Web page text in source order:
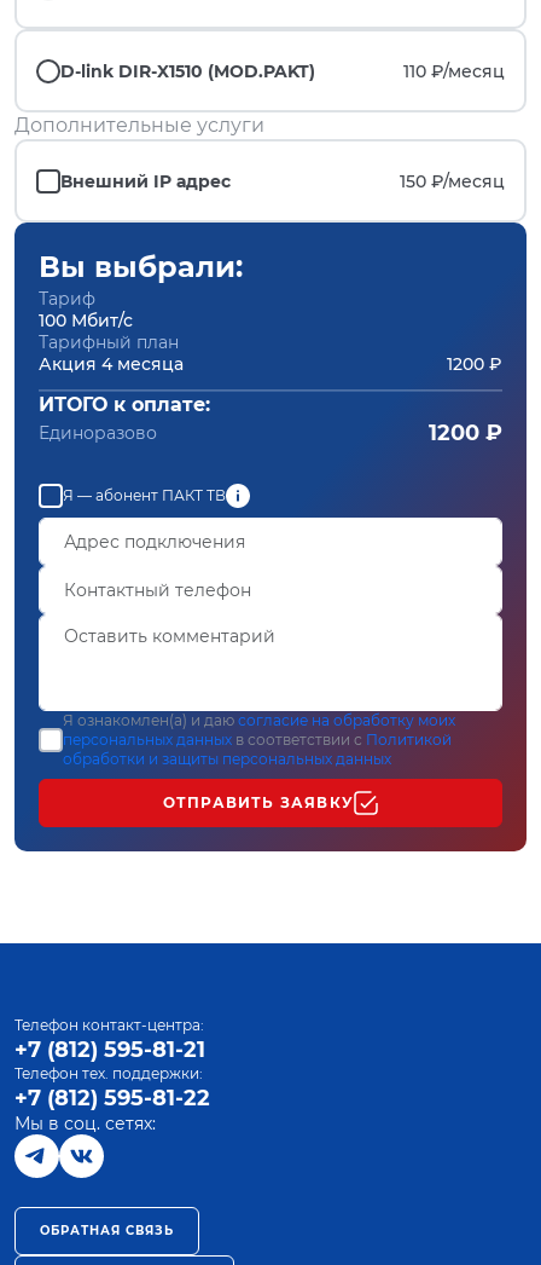
D-link DIR-X1510 (MOD.PAKT) 110 ₽/месяц
Дополнительные услуги
Внешний IP адрес 150 ₽/месяц
Вы выбрали:
Тариф
100 Мбит/с
Тарифный план
Акция 4 месяца
1200 ₽
ИТОГО к оплате:
Единоразово 1200 ₽
Я — абонент ПАКТ ТВ
Я ознакомлен(а) и даю согласие на обработку моих
персональных данных в соответствии с Политикой
обработки и защиты персональных данных
ОТПРАВИТЬ ЗАЯВКУ
Телефон контакт-центра:
+7 (812) 595-81-21
Телефон тех. поддержки:
+7 (812) 595-81-22
Мы в соц. сетях:
ОБРАТНАЯ СВЯЗЬ